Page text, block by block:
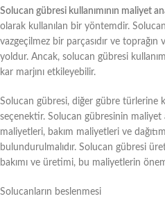
Solucan gübresi kullanımının maliyet
olarak kullanılan bir yöntemdir.
vazgeçilmez bir parçasıdır ve
yoldur. Ancak, solucan gübresi
kar marjını etkileyebilir.
Solucan gübresi, diğer gübre türlerine
seçenektir. Solucan gübresinin maliyet
maliyetleri, bakım maliyetleri ve
bulundurulmalıdır. Solucan gübresi
bakımı ve üretimi, bu maliyetlerin
Solucanların beslenmesi